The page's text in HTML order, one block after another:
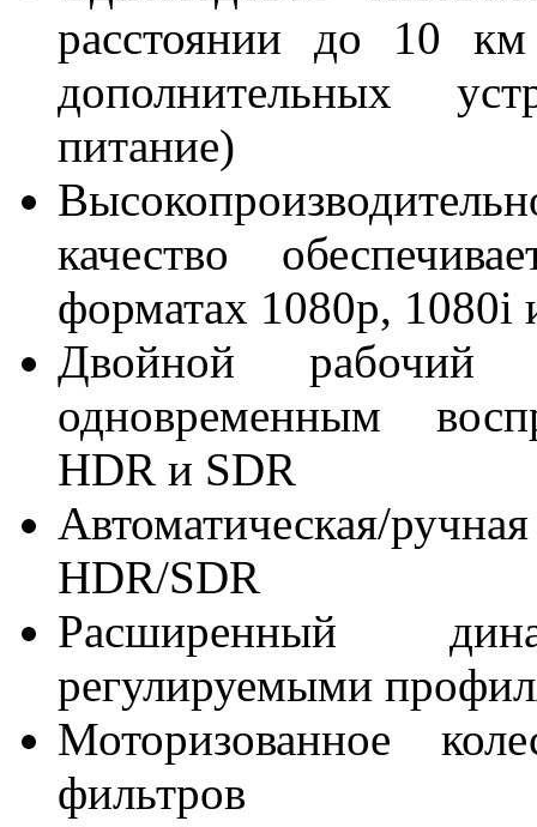
расстоянии до 10
дополнительных
питание)
качество
форматах 1080p, 1080i
Двойной рабочий
одновременным
HDR и SDR
Автоматическая/
HDR/SDR
Расширенный
регулируемыми
Моторизованное
фильтров